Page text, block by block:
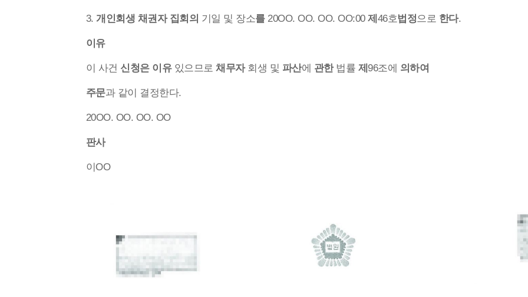
3. 개인회생 채권자 집회의 기일 및 장소를 20OO. OO. OO. OO:00 제 46호법정 으로 한다.
이유
이 사건 신청은 이유 있으므로 채무자 회생 및 파산에 관한 법률 제 96조에 의하여
주문과 같이 결정한다.
20OO. OO. OO. OO
판사
이OO